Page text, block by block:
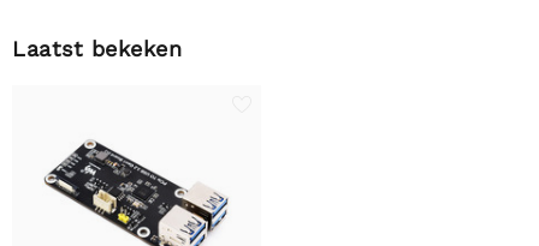
Laatst bekeken